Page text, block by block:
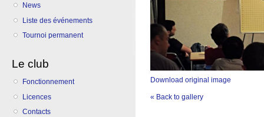
News
Liste des événements
Tournoi permanent
Le club
Fonctionnement
Licences
Contacts
Download original image
« Back to gallery